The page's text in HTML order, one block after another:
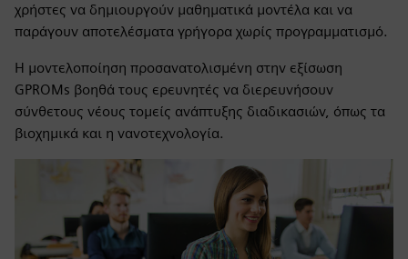
χρήστες να δημιουργούν μαθηματικά μοντέλα και να
παράγουν αποτελέσματα γρήγορα χωρίς προγραμματισμό.
Η μοντελοποίηση προσανατολισμένη στην εξίσωση
GPROMs βοηθά τους ερευνητές να διερευνήσουν
σύνθετους νέους τομείς ανάπτυξης διαδικασιών, όπως τα
βιοχημικά και η νανοτεχνολογία.